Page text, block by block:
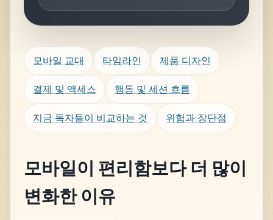
모바일 교대 타임라인 제품 디자인
결제 및 액세스 행동 및 세션 흐름
지금 독자들이 비교하는 것 위험과 장단점
모바일이 편리함보다 더 많이
변화한 이유